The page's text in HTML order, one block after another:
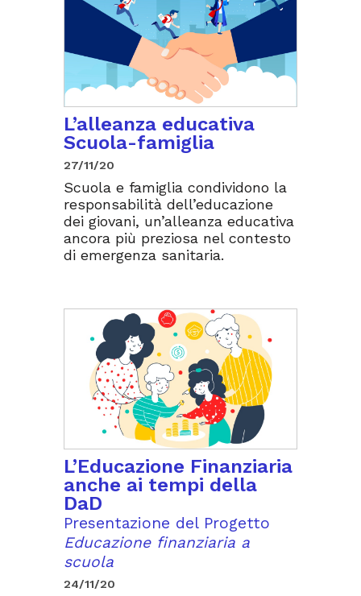
L’alleanza educativa
Scuola-famiglia
27/11/20
Scuola e famiglia condividono la
responsabilità dell’educazione
dei giovani, un’alleanza educativa
ancora più preziosa nel contesto
di emergenza sanitaria.
L’Educazione Finanziaria
anche ai tempi della
DaD
Presentazione del Progetto
Educazione finanziaria a
scuola
24/11/20